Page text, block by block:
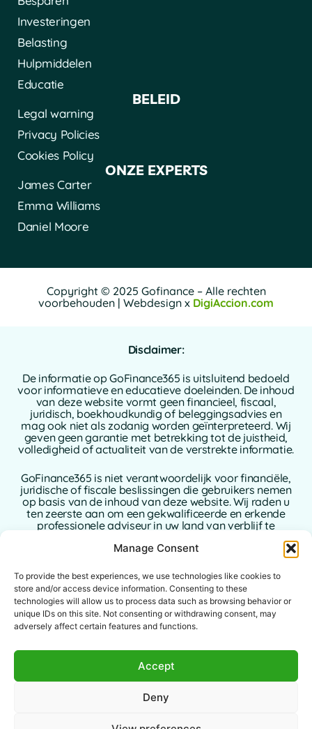
Manage Consent
To provide the best experiences, we use technologies like cookies to
store and/or access device information. Consenting to these
technologies will allow us to process data such as browsing behavior or
unique IDs on this site. Not consenting or withdrawing consent, may
adversely affect certain features and functions.
Accept
Deny
Investeringen
Belasting
Hulpmiddelen
Educatie
BELEID
Legal warning
Privacy Policies
Cookies Policy
ONZE EXPERTS
James Carter
Emma Williams
Daniel Moore
Copyright © 2025 Gofinance – Alle rechten
voorbehouden | Webdesign x DigiAccion.com
Disclaimer:
De informatie op GoFinance365 is uitsluitend bedoeld
voor informatieve en educatieve doeleinden. De inhoud
van deze website vormt geen financieel, fiscaal,
juridisch, boekhoudkundig of beleggingsadvies en
mag ook niet als zodanig worden geïnterpreteerd. Wij
geven geen garantie met betrekking tot de juistheid,
volledigheid of actualiteit van de verstrekte informatie.
GoFinance365 is niet verantwoordelijk voor financiële,
juridische of fiscale beslissingen die gebruikers nemen
op basis van de inhoud van deze website. Wij raden u
ten zeerste aan om een gekwalificeerde en erkende
professionele adviseur in uw land van verblijf te
betrekking tot uw persoonlijke of zakelijke financiën.
Het gebruik van deze website houdt de volledige
aanvaarding van deze disclaimer in. GoFinance365,
noch de auteurs of bijdragers ervan, aanvaarden
enige aansprakelijkheid voor directe, indirecte of
gevolgschade die voortvloeit uit het gebruik van de
Deze website is bedoeld voor een wereldwijd publiek.
rechtsgebieden. Elke gebruiker is verantwoordelijk
toepasbaarheid van de inhoud volgens de lokale